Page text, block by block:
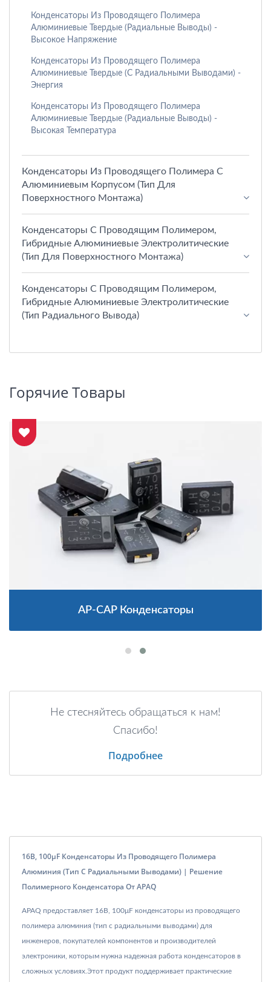
Конденсаторы Из Проводящего Полимера
Алюминиевые Твердые (радиальные Выводы) -
Высокое Напряжение
Конденсаторы Из Проводящего Полимера
Алюминиевые Твердые (с Радиальными Выводами) -
Энергия
Конденсаторы Из Проводящего Полимера
Алюминиевые Твердые (радиальные Выводы) -
Высокая Температура
Конденсаторы Из Проводящего Полимера С
Алюминиевым Корпусом (тип Для
Поверхностного Монтажа)
Конденсаторы С Проводящим Полимером,
Гибридные Алюминиевые Электролитические
(тип Для Поверхностного Монтажа)
Конденсаторы С Проводящим Полимером,
Гибридные Алюминиевые Электролитические
(тип Радиального Вывода)
Горячие Товары
AP-CAP Конденсаторы
Не стесняйтесь обращаться к нам!
Спасибо!
Подробнее
16В, 100μF Конденсаторы Из Проводящего Полимера
Алюминия (тип С Радиальными Выводами) | Решение
Полимерного Конденсатора От APAQ
APAQ предоставляет 16В, 100μF конденсаторы из проводящего
полимера алюминия (тип с радиальными выводами) для
инженеров, покупателей компонентов и производителей
электроники, которым нужна надежная работа конденсаторов в
сложных условиях.Этот продукт поддерживает практические